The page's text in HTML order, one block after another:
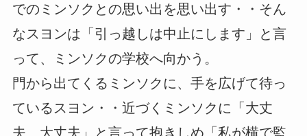
でのミンソクとの思い出を思い出す・・そん
なスヨンは「引っ越しは中止にします」と言
って、ミンソクの学校へ向かう。
門から出てくるミンソクに、手を広げて待っ
ているスヨン・・近づくミンソクに「大丈
夫、大丈夫」と言って抱きしめ「私が横で監